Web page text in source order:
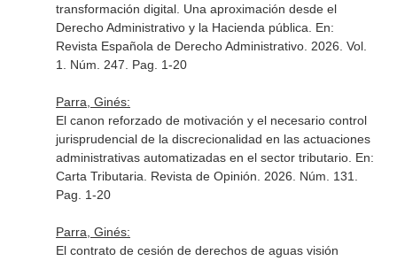
transformación digital. Una aproximación desde el
Derecho Administrativo y la Hacienda pública. En:
Revista Española de Derecho Administrativo. 2026. Vol.
1. Núm. 247. Pag. 1-20
Parra, Ginés:
El canon reforzado de motivación y el necesario control
jurisprudencial de la discrecionalidad en las actuaciones
administrativas automatizadas en el sector tributario. En:
Carta Tributaria. Revista de Opinión . 2026. Núm. 131.
Pag. 1-20
Parra, Ginés:
El contrato de cesión de derechos de aguas visión